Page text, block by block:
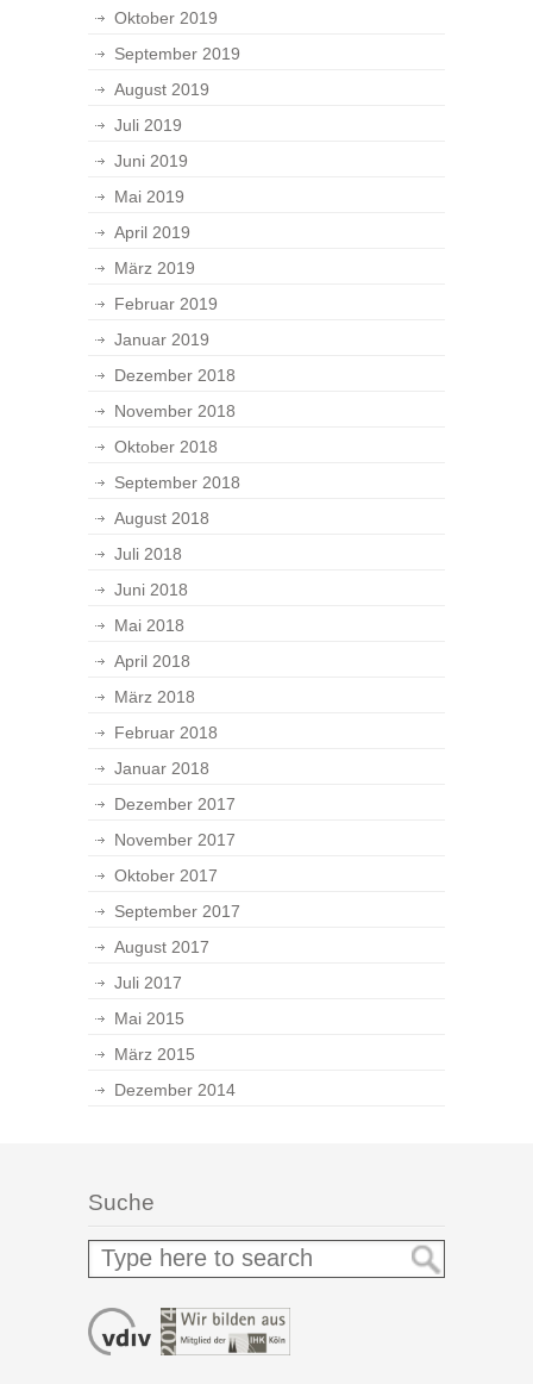
Oktober 2019
September 2019
August 2019
Juli 2019
Juni 2019
Mai 2019
April 2019
März 2019
Februar 2019
Januar 2019
Dezember 2018
November 2018
Oktober 2018
September 2018
August 2018
Juli 2018
Juni 2018
Mai 2018
April 2018
März 2018
Februar 2018
Januar 2018
Dezember 2017
November 2017
Oktober 2017
September 2017
August 2017
Juli 2017
Mai 2015
März 2015
Dezember 2014
Suche